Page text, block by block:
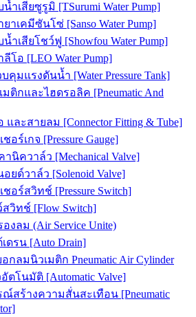
ำเสียซูรูมิ [TSurumi Water Pump]
าเคมีซันโซ่ [Sanso Water Pump]
ำเสียโชว์ฟู [Showfou Water Pump]
โอ [LEO Water Pump]
คุมแรงดันน้ำ [Water Pressure Tank]
ติกและไฮดรอลิค [Pneumatic And
และสายลม [Connector Fitting & Tube]
ชอร์เกจ [Pressure Gauge]
นิควาล์ว [Mechanical Valve]
ยด์วาล์ว [Solenoid Valve]
ชอร์สวิทช์ [Pressure Switch]
วิทช์ [Flow Switch]
งลม (Air Service Unite)
ดรน [Auto Drain]
กลมนิวเมติก Pneumatic Air Cylinder
ตโนมัติ [Automatic Valve]
สร้างความสั่นสะเทือน [Pneumatic